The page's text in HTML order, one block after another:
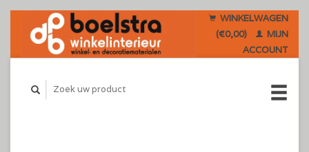
WINKELWAGEN
(€0,00)
MIJN
ACCOUNT